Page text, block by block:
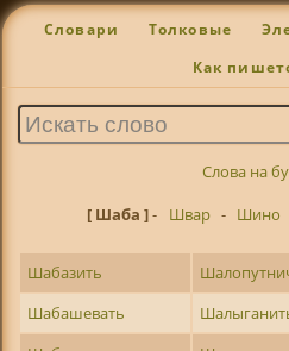
Словари Толковые
Как
Слова на
[ Шаба ]- Швар - Шино
Шабазить
Шабашевать